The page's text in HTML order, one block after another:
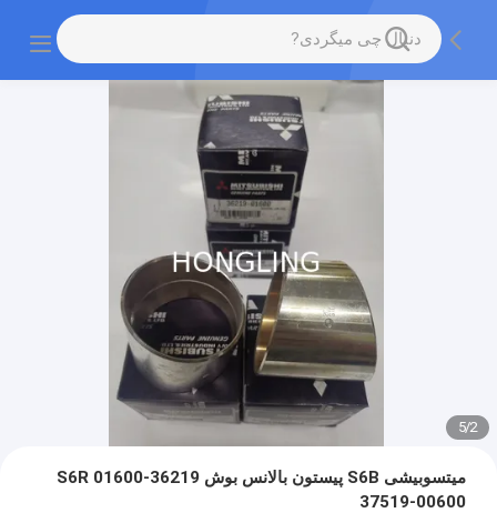
2
/
5
میتسوبیشی S6B پیستون بالانس بوش 36219-01600 S6R
37519-00600